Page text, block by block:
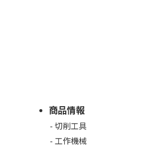
商品情報
切削工具
工作機械